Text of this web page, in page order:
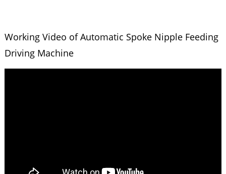
Working Video of Automatic Spoke Nipple Feeding
Driving Machine